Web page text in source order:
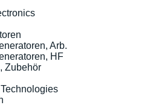
Arb.
HF
Zubehör